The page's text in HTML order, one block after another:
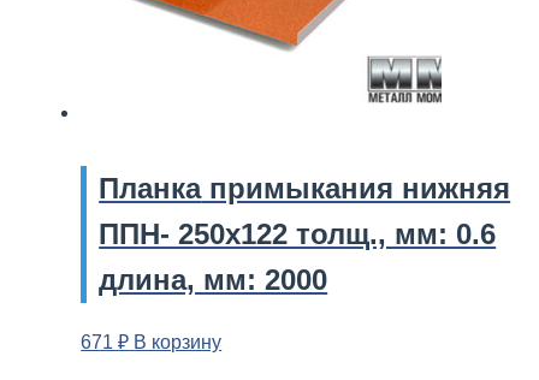
Планкапримыкания нижняя
ППН- 250х122 толщ., мм: 0.6
длина, мм: 2000
671₽ В корзину